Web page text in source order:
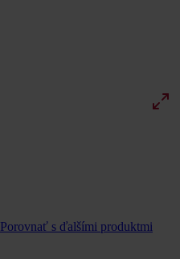
Porovnať s ďalšími produktmi